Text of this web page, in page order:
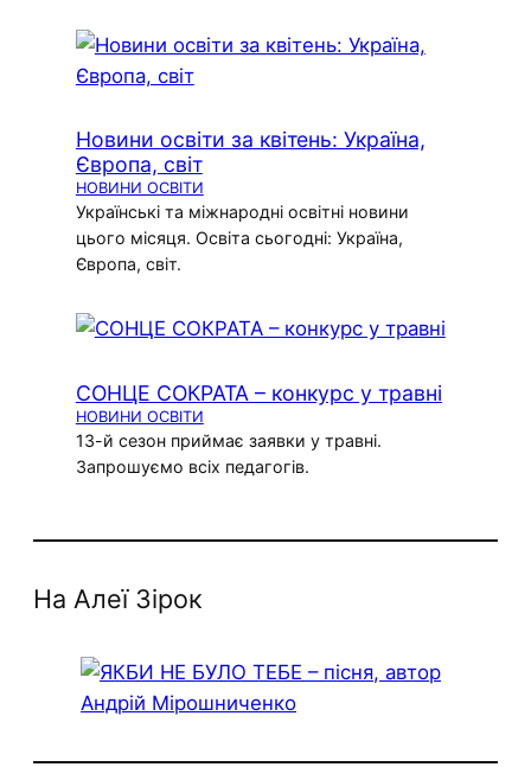
Новини освіти за квітень: Україна,
Європа, світ
НОВИНИ ОСВІТИ
Українські та міжнародні освітні новини
цього місяця. Освіта сьогодні: Україна,
Європа, світ.
СОНЦЕ СОКРАТА – конкурс у травні
НОВИНИ ОСВІТИ
13-й сезон приймає заявки у травні.
Запрошуємо всіх педагогів.
На Алеї Зірок